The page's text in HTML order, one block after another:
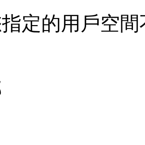
定的用戶空間